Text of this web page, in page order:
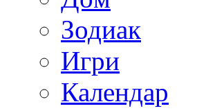
Зодиак
Игри
Календар